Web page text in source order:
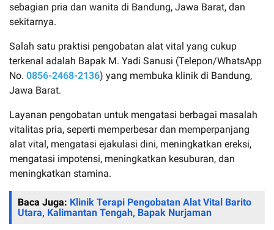
sebagian pria dan wanita di Bandung, Jawa Barat, dan
sekitarnya.
Salah satu praktisi pengobatan alat vital yang cukup
terkenal adalah Bapak M. Yadi Sanusi (Telepon/WhatsApp
No. 0856-2468-2136) yang membuka klinik di Bandung,
Jawa Barat.
Layanan pengobatan untuk mengatasi berbagai masalah
vitalitas pria, seperti memperbesar dan memperpanjang
alat vital, mengatasi ejakulasi dini, meningkatkan ereksi,
mengatasi impotensi, meningkatkan kesuburan, dan
meningkatkan stamina.
Baca Juga: Klinik Terapi Pengobatan Alat Vital Barito
Utara, Kalimantan Tengah, Bapak Nurjaman